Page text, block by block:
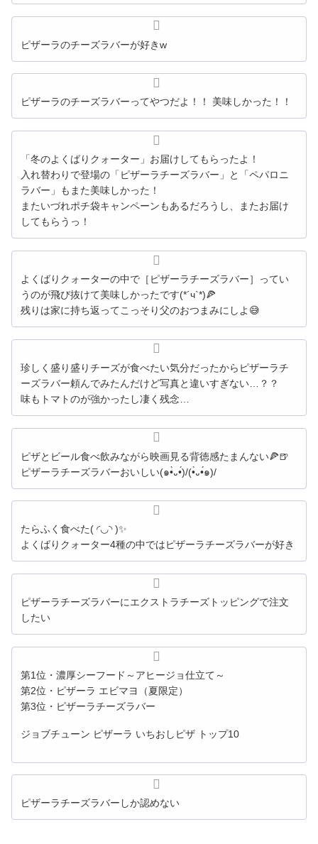
ピザーラのチーズラバーが好きw
ピザーラのチーズラバーってやつだよ！！ 美味しかった！！
「冬のよくばりクォーター」お届けしてもらったよ！
入れ替わりで登場の「ピザーラチーズラバー」と「ペパロニ
ラバー」もまた美味しかった！
またいづれポチ袋キャンペーンもあるだろうし、またお届け
してもらうっ！
よくばりクォーターの中で［ピザーラチーズラバー］ってい
うのが飛び抜けて美味しかったです(*´ч`*)🍕
残りは家に持ち返ってこっそり父のおつまみにしよ😅
珍しく盛り盛りチーズが食べたい気分だったからピザーラチ
ーズラバー頼んでみたんだけど写真と違いすぎない…？？
味もトマトのが強かったし凄く残念…
ピザとビール食べ飲みながら映画見る背徳感たまんない🍕🍺
ピザーラチーズラバーおいしい(๑•̀᎑•́)/(•̀᎑•́๑)/
たらふく食べた( ◜︎◡︎◝︎ )✨
よくばりクォーター4種の中ではピザーラチーズラバーが好き
ピザーラチーズラバーにエクストラチーズトッピングで注文
したい
第1位・濃厚シーフード～アヒージョ仕立て～
第2位・ピザーラ エビマヨ（夏限定）
第3位・ピザーラチーズラバー
ジョブチューン ピザーラ いちおしピザ トップ10
ピザーラチーズラバーしか認めない